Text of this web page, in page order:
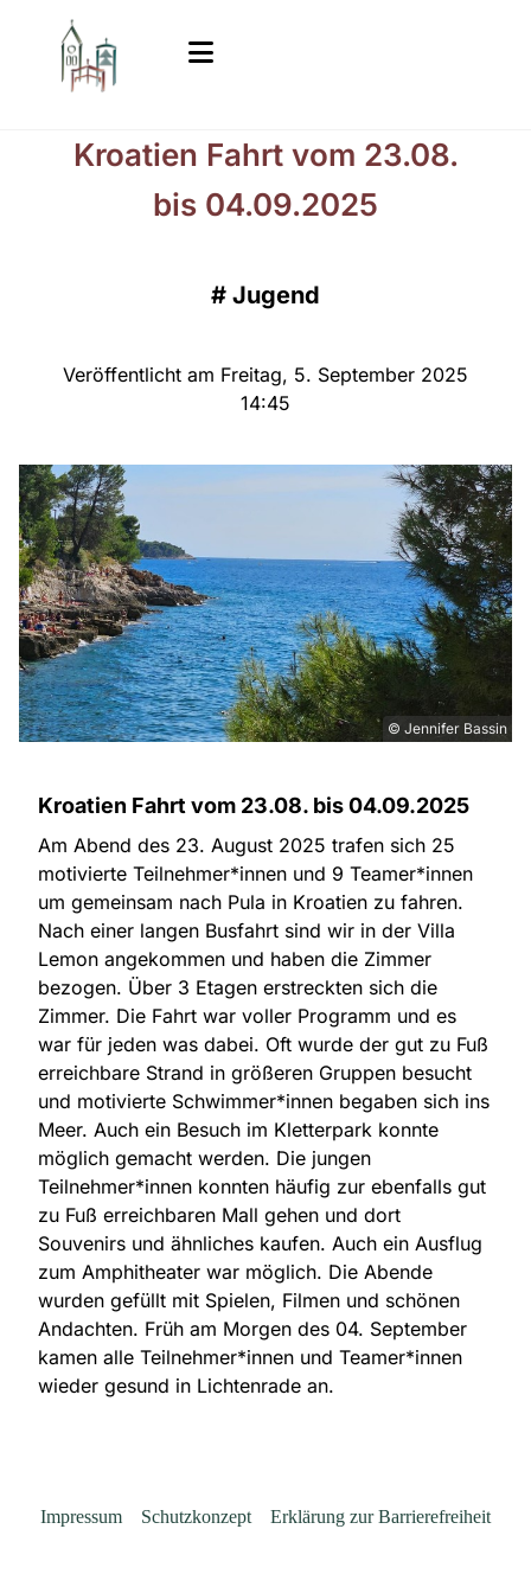
Kroatien Fahrt vom 23.08.
bis 04.09.2025
# Jugend
Veröffentlicht am Freitag, 5. September 2025
14:45
© Jennifer Bassin
Kroatien Fahrt vom 23.08. bis 04.09.2025
Am Abend des 23. August 2025 trafen sich 25
motivierte Teilnehmer*innen und 9 Teamer*innen
um gemeinsam nach Pula in Kroatien zu fahren.
Nach einer langen Busfahrt sind wir in der Villa
Lemon angekommen und haben die Zimmer
bezogen. Über 3 Etagen erstreckten sich die
Zimmer. Die Fahrt war voller Programm und es
war für jeden was dabei. Oft wurde der gut zu Fuß
erreichbare Strand in größeren Gruppen besucht
und motivierte Schwimmer*innen begaben sich ins
Meer. Auch ein Besuch im Kletterpark konnte
möglich gemacht werden. Die jungen
Teilnehmer*innen konnten häufig zur ebenfalls gut
zu Fuß erreichbaren Mall gehen und dort
Souvenirs und ähnliches kaufen. Auch ein Ausflug
zum Amphitheater war möglich. Die Abende
wurden gefüllt mit Spielen, Filmen und schönen
Andachten. Früh am Morgen des 04. September
kamen alle Teilnehmer*innen und Teamer*innen
wieder gesund in Lichtenrade an.
Impressum Schutzkonzept Erklärung zur Barrierefreiheit